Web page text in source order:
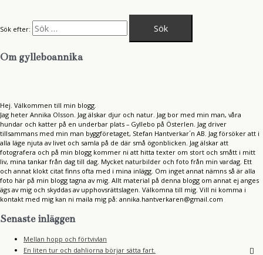
Sök efter:
Om gylleboannika
Hej. Välkommen till min blogg.
Jag heter Annika Olsson. Jag älskar djur och natur. Jag bor med min man, våra
hundar och katter på en underbar plats – Gyllebo på Österlen. Jag driver
tillsammans med min man byggföretaget, Stefan Hantverkar´n AB. Jag försöker att i
alla läge njuta av livet och samla på de där små ögonblicken. Jag älskar att
fotografera och på min blogg kommer ni att hitta texter om stort och smått i mitt
liv, mina tankar från dag till dag. Mycket naturbilder och foto från min vardag. Ett
och annat klokt citat finns ofta med i mina inlägg. Om inget annat nämns så är alla
foto här på min blogg tagna av mig. Allt material på denna blogg om annat ej anges
ägs av mig och skyddas av upphovsrättslagen. Välkomna till mig. Vill ni komma i
kontakt med mig kan ni maila mig på: annika.hantverkaren@gmail.com
Senaste inläggen
Mellan hopp och förtvivlan
En liten tur och dahliorna börjar sätta fart.